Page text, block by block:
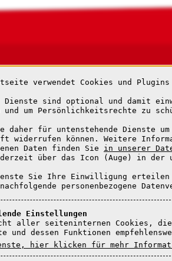
verwendet Cookies und Plugins
Dienste sind optional und damit
und um Persönlichkeitsrechte zu
daher für untenstehende Dienste
widerrufen können. Weitere
Daten finden Sie in unserer
über das Icon (Auge) in der
Sie Ihre Einwilligung
personenbezogene
Einstellungen
aller seiteninternen Cookies,
und dessen Funktionen
hier klicken für mehr
Einrichtung Pflege